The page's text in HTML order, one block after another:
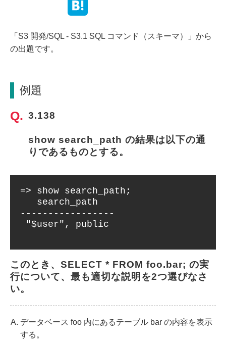
「S3 開発/SQL - S3.1 SQL コマンド（スキーマ）」から
の出題です。
例題
3.138
show search_path の結果は以下の通
りであるものとする。
=> show search_path;
search_path
-----------------
"$user", public
このとき、SELECT * FROM foo.bar; の実
行について、最も適切な説明を2つ選びなさ
い。
データベース foo 内にあるテーブル bar の内容を表示
する。